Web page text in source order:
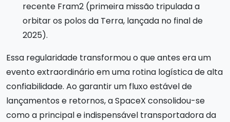
recente Fram2 (primeira missão tripulada a
orbitar os polos da Terra, lançada no final de
2025).
Essa regularidade transformou o que antes era um
evento extraordinário em uma rotina logística de alta
confiabilidade. Ao garantir um fluxo estável de
lançamentos e retornos, a SpaceX consolidou-se
como a principal e indispensável transportadora da